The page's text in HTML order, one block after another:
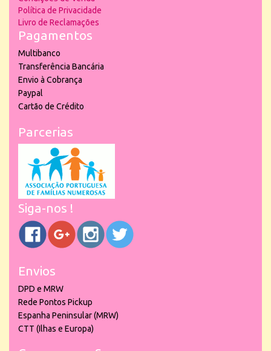
Política de Privacidade
Livro de Reclamações
Pagamentos
Multibanco
Transferência Bancária
Envio à Cobrança
Paypal
Cartão de Crédito
Parcerias
Siga-nos !
Envios
DPD e MRW
Rede Pontos Pickup
Espanha Peninsular (MRW)
CTT (Ilhas e Europa)